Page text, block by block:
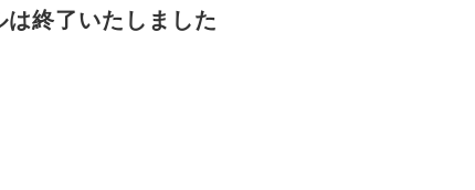
終了いたしました